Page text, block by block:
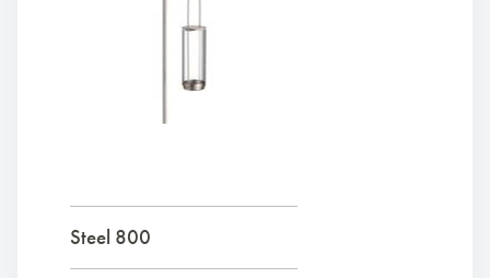
Steel 800